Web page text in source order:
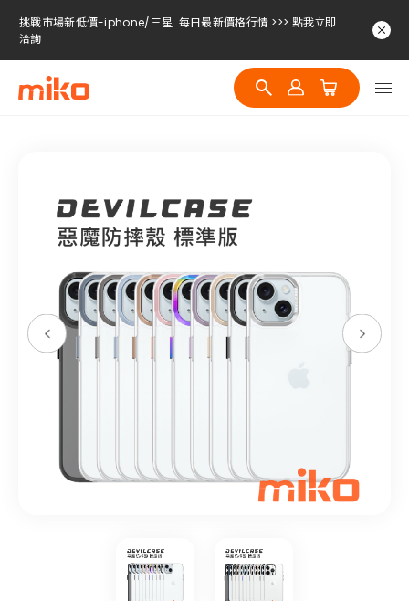
挑戰市場新低價-iphone/三星..每日最新價格行情 >>> 點我立即
洽詢
挑戰市場新低價-iphone/三星..每日最新價格行情 >>> 點我立即
洽詢
挑戰市場新低價-iphone/三星..每日最新價格行情 >>> 點我立即